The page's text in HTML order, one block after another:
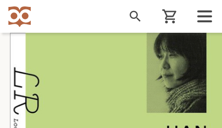
Liigu
edasi
põhisisu
juurde